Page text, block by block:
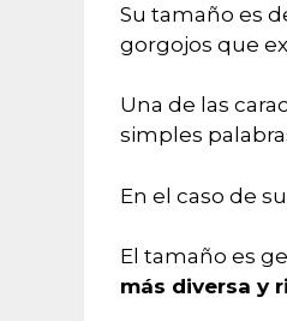
Su tamaño es
gorgojos que
Una de las
simples
En el caso de
El tamaño es
más diversa y